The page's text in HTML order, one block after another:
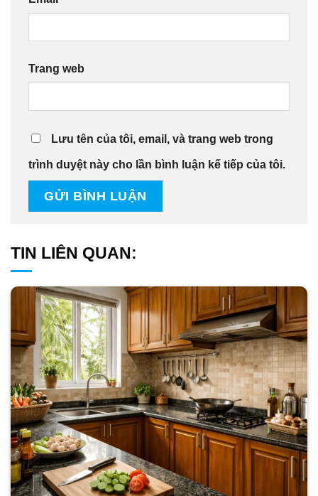
Trang web
Lưu tên của tôi, email, và trang web trong
trình duyệt này cho lần bình luận kế tiếp của tôi.
TIN LIÊN QUAN: